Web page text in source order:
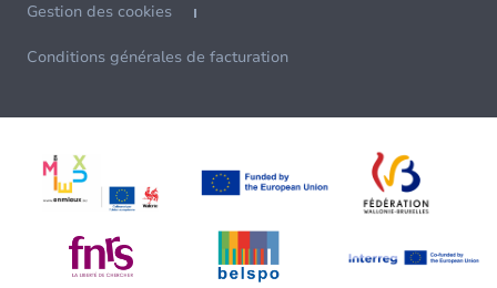
Gestion des cookies
Conditions générales de facturation